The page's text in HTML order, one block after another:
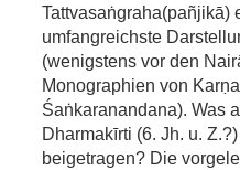
Tattvasaṅgraha(pañjikā)
umfangreichste
(wenigstens vor den
Monographien von
Śaṅkaranandana). Was
Dharmakīrti (6. Jh. u.
beigetragen? Die